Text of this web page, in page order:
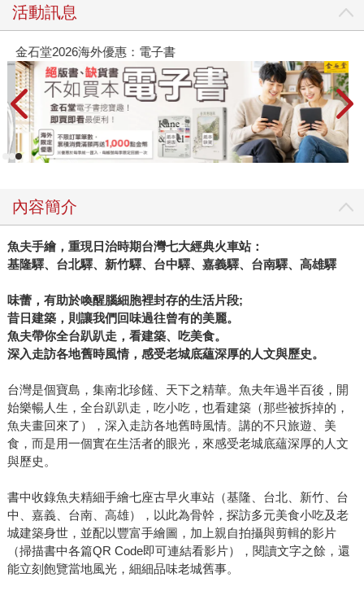
活動訊息
金石堂2026海外優惠：電子書
內容簡介
魚夫手繪，重現日治時期台灣七大經典火車站：
基隆驛、台北驛、新竹驛、台中驛、嘉義驛、台南驛、高雄驛
味蕾，有助於喚醒腦細胞裡封存的生活片段;
昔日建築，則讓我們回味過往曾有的美麗。
魚夫帶你全台趴趴走，看建築、吃美食。
深入走訪各地舊時風情，感受老城底蘊深厚的人文與歷史。
台灣是個寶島，集南北珍饈、天下之精華。魚夫年過半百後，開
始樂暢人生，全台趴趴走，吃小吃，也看建築（那些被拆掉的，
魚夫畫回來了），深入走訪各地舊時風情。講的不只旅遊、美
食，而是用一個實在生活者的眼光，來感受老城底蘊深厚的人文
與歷史。
書中收錄魚夫精細手繪七座古早火車站（基隆、台北、新竹、台
中、嘉義、台南、高雄），以此為骨幹，探訪多元美食小吃及老
城建築身世，並配以豐富手繪圖，加上親自拍攝與剪輯的影片
（掃描書中各篇QR Code即可連結看影片），閱讀文字之餘，還
能立刻飽覽當地風光，細細品味老城舊事。